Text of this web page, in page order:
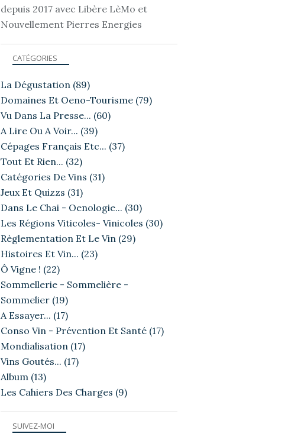
SUIVEZ-MOI
depuis 2017 avec Libère LèMo et
Nouvellement Pierres Energies
CATÉGORIES
La Dégustation (89)
Domaines Et Oeno-Tourisme (79)
Vu Dans La Presse... (60)
A Lire Ou A Voir... (39)
Cépages Français Etc... (37)
Tout Et Rien... (32)
Catégories De Vins (31)
Jeux Et Quizzs (31)
Dans Le Chai - Oenologie... (30)
Les Régions Viticoles- Vinicoles (30)
Règlementation Et Le Vin (29)
Histoires Et Vin... (23)
Ô Vigne ! (22)
Sommellerie - Sommelière -
Sommelier (19)
A Essayer... (17)
Conso Vin - Prévention Et Santé (17)
Mondialisation (17)
Vins Goutés... (17)
Album (13)
Les Cahiers Des Charges (9)